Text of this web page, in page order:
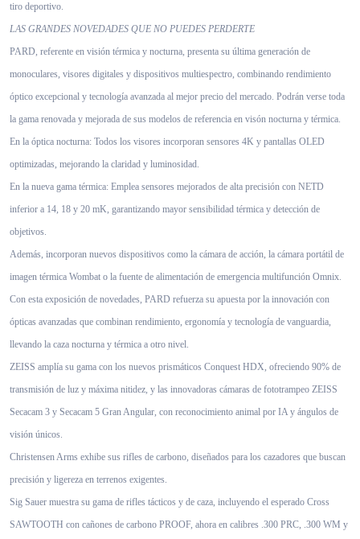
tiro deportivo.
LAS GRANDES NOVEDADES QUE NO PUEDES PERDERTE
PARD, referente en visión térmica y nocturna, presenta su última generación de
monoculares, visores digitales y dispositivos multiespectro, combinando rendimiento
óptico excepcional y tecnología avanzada al mejor precio del mercado. Podrán verse toda
la gama renovada y mejorada de sus modelos de referencia en visón nocturna y térmica.
En la óptica nocturna: Todos los visores incorporan sensores 4K y pantallas OLED
optimizadas, mejorando la claridad y luminosidad.
En la nueva gama térmica: Emplea sensores mejorados de alta precisión con NETD
inferior a 14, 18 y 20 mK, garantizando mayor sensibilidad térmica y detección de
objetivos.
Además, incorporan nuevos dispositivos como la cámara de acción, la cámara portátil de
imagen térmica Wombat o la fuente de alimentación de emergencia multifunción Omnix.
Con esta exposición de novedades, PARD refuerza su apuesta por la innovación con
ópticas avanzadas que combinan rendimiento, ergonomía y tecnología de vanguardia,
llevando la caza nocturna y térmica a otro nivel.
ZEISS amplía su gama con los nuevos prismáticos Conquest HDX, ofreciendo 90% de
transmisión de luz y máxima nitidez, y las innovadoras cámaras de fototrampeo ZEISS
Secacam 3 y Secacam 5 Gran Angular, con reconocimiento animal por IA y ángulos de
visión únicos.
Christensen Arms exhibe sus rifles de carbono, diseñados para los cazadores que buscan
precisión y ligereza en terrenos exigentes.
Sig Sauer muestra su gama de rifles tácticos y de caza, incluyendo el esperado Cross
SAWTOOTH con cañones de carbono PROOF, ahora en calibres .300 PRC, .300 WM y